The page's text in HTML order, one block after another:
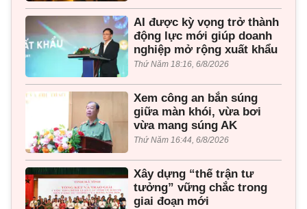
AI được kỳ vọng trở thành
động lực mới giúp doanh
nghiệp mở rộng xuất khẩu
Thứ Năm 18:16, 6/8/2026
Xem công an bắn súng
giữa màn khói, vừa bơi
vừa mang súng AK
Thứ Năm 16:44, 6/8/2026
Xây dựng “thế trận tư
tưởng” vững chắc trong
giai đoạn mới